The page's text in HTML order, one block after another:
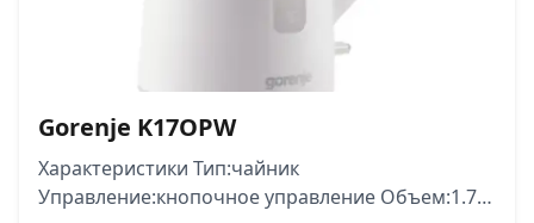
Gorenje K17OPW
Характеристики Тип:чайник
Управление:кнопочное управление Объем:1.7 л